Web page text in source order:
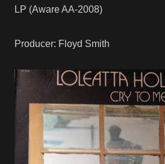
LP (Aware AA-2008)
Producer: Floyd Smith